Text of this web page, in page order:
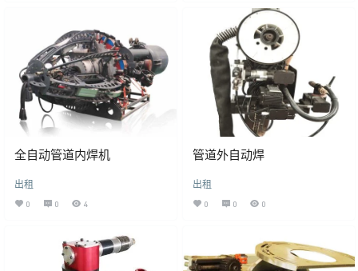
全自动管道内焊机
出租
0 0 4
管道外自动焊
出租
0 0 0